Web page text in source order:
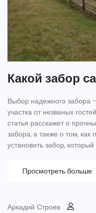
Какой забор
Выбор надежного забора
участка от незваных
статья расскажет о
забора, а также о том, как
установить забор,
они справляются с
внешними факторами.
Просмотреть больше
Аркадий Строев